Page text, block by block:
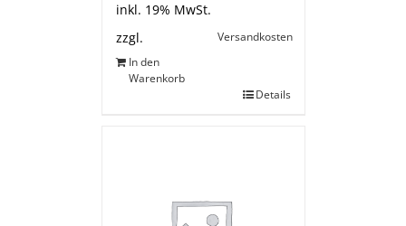
inkl. 19% MwSt.
zzgl.
Versandkosten
In den
Warenkorb
Details